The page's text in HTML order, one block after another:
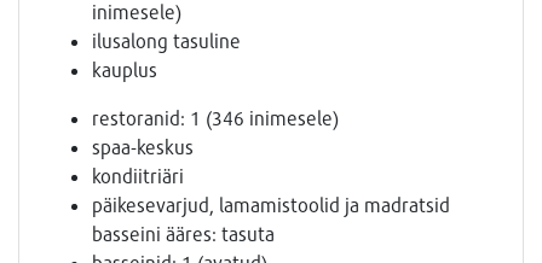
inimesele)
ilusalong tasuline
kauplus
restoranid: 1 (346 inimesele)
spaa-keskus
kondiitriäri
päikesevarjud, lamamistoolid ja madratsid
basseini ääres: tasuta